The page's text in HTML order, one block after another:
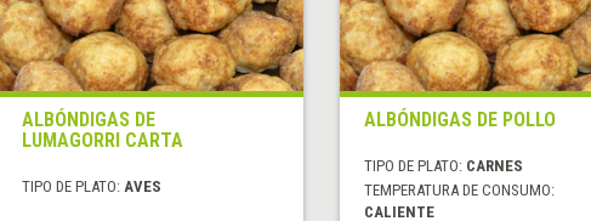
ALBÓNDIGAS DE
LUMAGORRI CARTA
TIPO DE PLATO: AVES
ALBÓNDIGAS DE POLLO
TIPO DE PLATO: CARNES
TEMPERATURA DE CONSUMO:
CALIENTE